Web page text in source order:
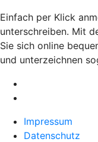
Einfach per Klick
unterschreiben. Mit
Sie sich online
und unterzeichnen
Impressum
Datenschutz